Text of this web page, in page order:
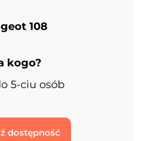
108
kogo?
5-ciu osób
dostępność